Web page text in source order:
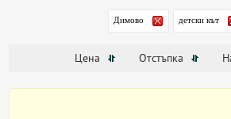
Димово детски кът
Цена Отстъпка